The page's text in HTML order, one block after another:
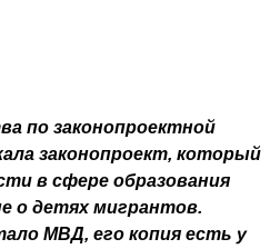
по законопроектной
законопроект, который
в сфере образования
о детях мигрантов.
МВД, его копия есть у